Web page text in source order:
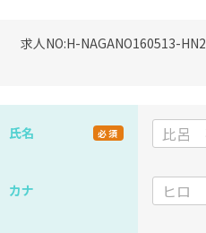
求人NO:H-NAGANO160513-HN2
氏名 必須
カナ